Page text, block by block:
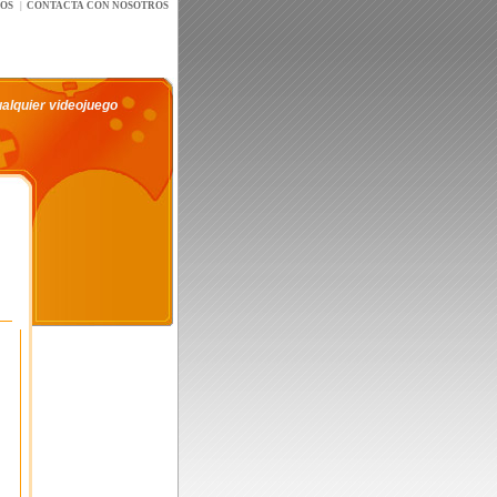
CONTACTA CON NOSOTROS
videojuego